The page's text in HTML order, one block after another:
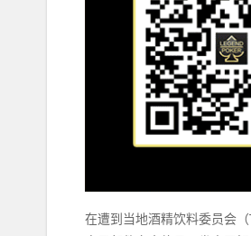
在遭到当地酒精饮料委员会